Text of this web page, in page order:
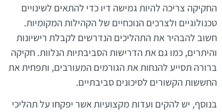
החקיקה צריכה להיות גמישה דיו כדי להתאים לשינויים
טכנולוגיים ולצרכים הנוכחיים של הקהילות המקומיות.
חשוב להבהיר את התהליכים הנדרשים לקבלת רישיונות
והיתרים, כמו גם את הדרישות הסביבתיות הנלוות. חקיקה
ברורה תסייע להנחות את הגורמים המעורבים, ותפחית את
החששות הקשורים לסיכונים סביבתיים.
בנוסף, יש להקים ועדות מקצועיות אשר יפקחו על תהליכי